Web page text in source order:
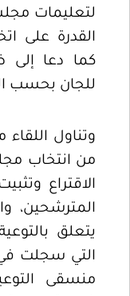
لتعليمات
القدرة على
كما دعا إلى
للجان بحسب
وتناول
من انتخاب
الاقتراع
المترشحين،
يتعلق
التي سجلت في
منسقى